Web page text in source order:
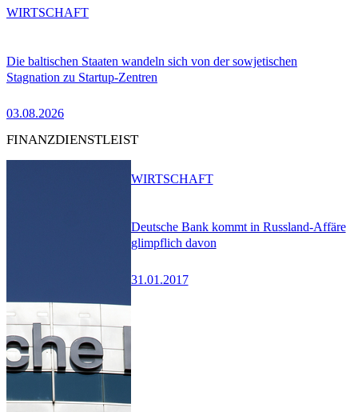
Die baltischen Staaten wandeln sich von der sowjetischen
Stagnation zu Startup-Zentren
03.08.2026
WIRTSCHAFT
FINANZDIENSTLEIST
Deutsche Bank kommt in Russland-Affäre
glimpflich davon
31.01.2017
WIRTSCHAFT